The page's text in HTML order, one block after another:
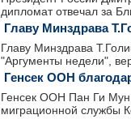
дипломат отвечал за
Главу Минздрава
Главу Минздрава
"Аргументы недели",
Генсек ООН
Генсек ООН Пан Ги Мун
миграционной службы